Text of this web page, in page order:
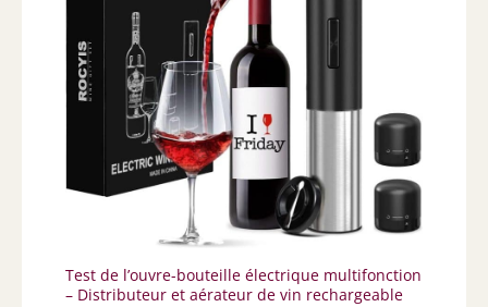
Test de l’ouvre-bouteille électrique multifonction
– Distributeur et aérateur de vin rechargeable